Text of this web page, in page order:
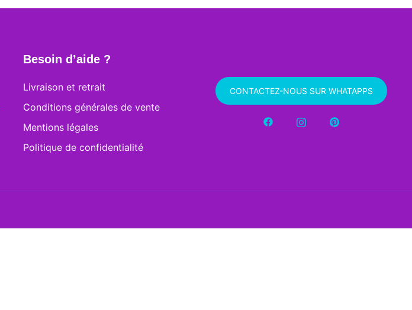
Besoin d’aide ?
Livraison et retrait
Conditions générales de vente
Mentions légales
Politique de confidentialité
CONTACTEZ-NOUS SUR WHATAPPS